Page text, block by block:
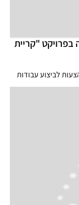
בפרויקט "קריית
לביצוע עבודות